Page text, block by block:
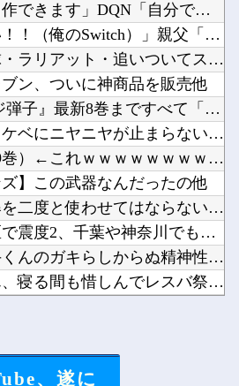
オタク「パソコン自作できます」DQN「自分で車やバイクいじれ...
甥っ子「あれほしい！！（俺のSwitch）」親父「いいよおじ...
阪神・熊谷、悪送球・ラリアット・追いついてスルーのトリプルコ...
ブン、ついに神商品を販売他
『炎の闘球女 ドッジ弾子』最新8巻まですべて「50％ポイント...
【動画】ラッキースケベにニヤニヤが止まらない男がこちらｗｗｗ...
幽☆遊☆白書（全19巻）←これｗｗｗｗｗｗｗｗｗｗｗｗｗｗ他
ズ】この武器なんだったの他
エッセイスト「原爆を二度と使わせてはならない」⇒「もちろん中...
【地震】東京練馬区で震度2、千葉や神奈川でも揺れ…お前ら気付...
【にじさんじ】熱斗くんのガキらしからぬ精神性とかっこよさに惚...
【悲報】堀大輔さん、寝る間も惜しんでレスバ祭りｗｗｗｗｗｗｗ...
、遂に